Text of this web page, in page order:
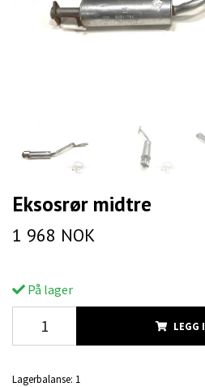
Eksosrør midtre
1 968 NOK
På lager
LEGG
Lagerbalanse: 1